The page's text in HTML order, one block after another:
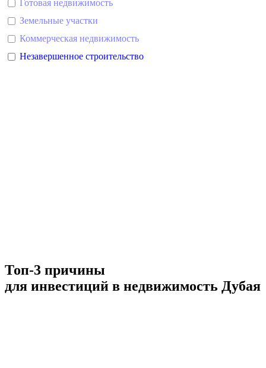
Готовая недвижимость
Земельные участки
Коммерческая недвижимость
Незавершенное строительство
Топ-3 причины
для инвестиций в недвижимость Дубая